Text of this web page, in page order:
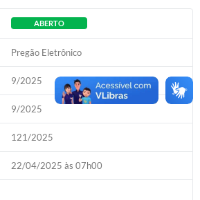
ABERTO
Pregão Eletrônico
9/2025
9/2025
121/2025
22/04/2025 às 07h00